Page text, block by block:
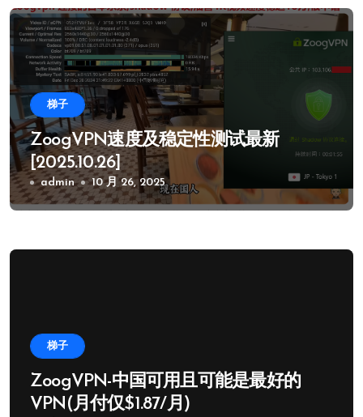
梯子
ZoogVPN速度及稳定性测试最新
[2025.10.26]
admin 10 月 26, 2025
梯子
ZoogVPN-中国可用且可能是最好的
VPN(月付仅$1.87/月)